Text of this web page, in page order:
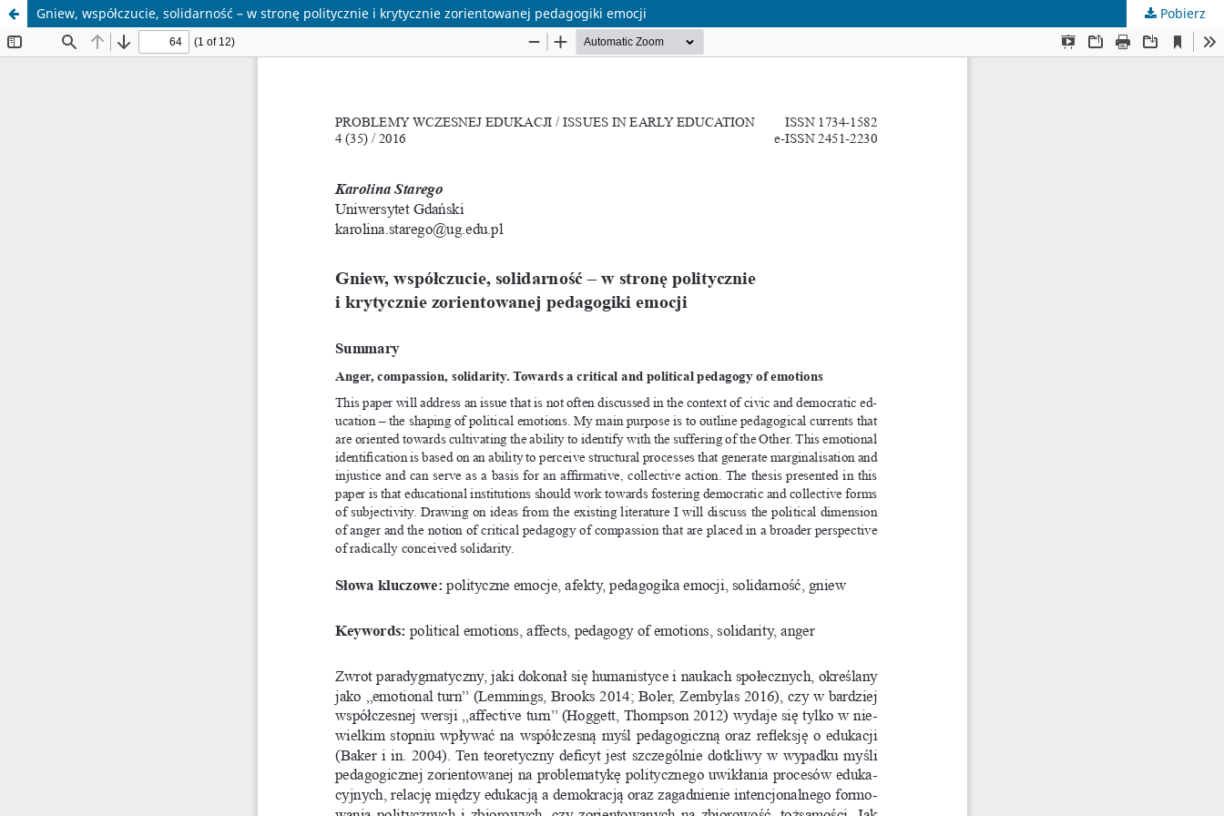
Gniew, współczucie, solidarność – w stronę politycznie i krytycznie zorientowanej pedagogiki emocji Pobierz